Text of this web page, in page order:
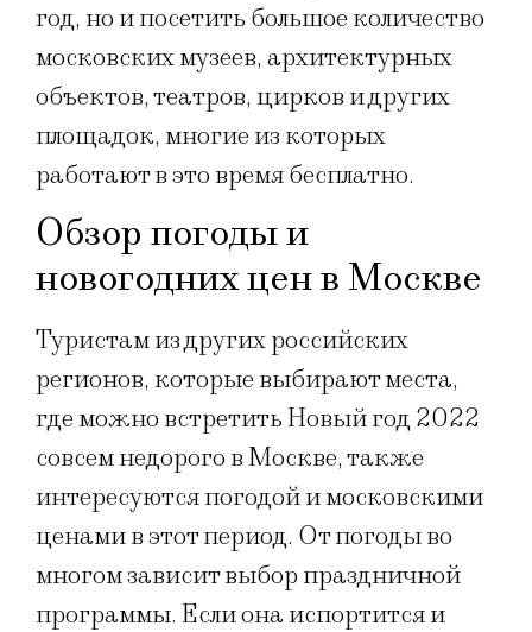
год, но и посетить большое количество
московских музеев, архитектурных
объектов, театров, цирков и других
площадок, многие из которых
работают в это время бесплатно.
Обзор погоды и
новогодних цен в Москве
Туристам из других российских
регионов, которые выбирают места,
где можно встретить Новый год 2022
совсем недорого в Москве, также
интересуются погодой и московскими
ценами в этот период. От погоды во
многом зависит выбор праздничной
программы. Если она испортится и